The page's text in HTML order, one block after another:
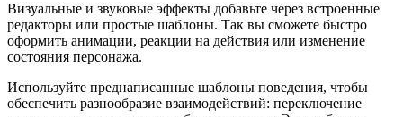
Визуальные и звуковые эффекты добавьте через встроенные
редакторы или простые шаблоны. Так вы сможете быстро
оформить анимации, реакции на действия или изменение
состояния персонажа.
Используйте преднаписанные шаблоны поведения, чтобы
обеспечить разнообразие взаимодействий: переключение